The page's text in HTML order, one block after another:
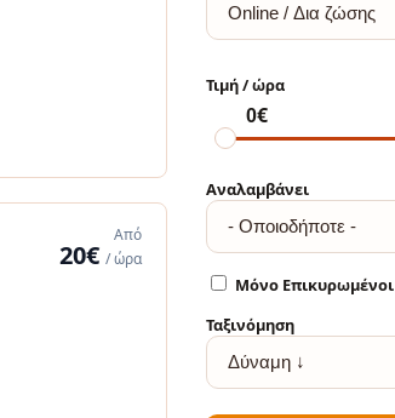
Από
20€/ ώρα
Αναλαμβάνει
Μόνο Επικυρωμένοι
Ταξινόμηση